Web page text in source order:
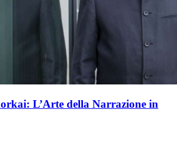
L’Arte della Narrazione in